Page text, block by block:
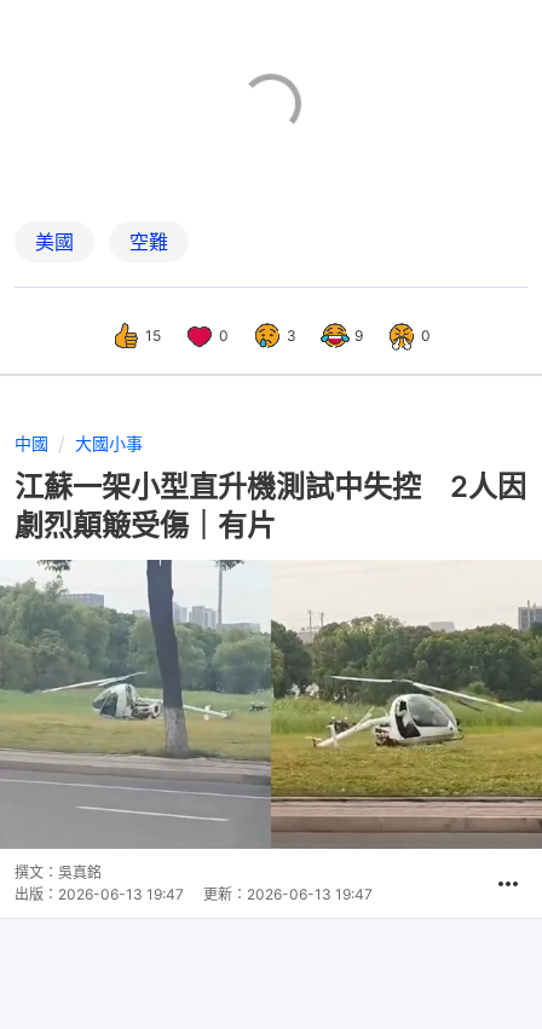
美國 空難
15 0 3 9 0
中國 大國小事
江蘇一架小型直升機測試中失控 2人因
劇烈顛簸受傷｜有片
撰文： 吳真銘
出版： 2026-06-13 19:47 更新： 2026-06-13 19:47